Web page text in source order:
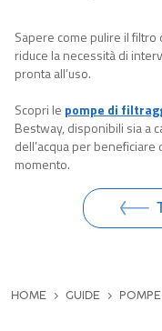
Sapere come pulire il
riduce la necessità di
pronta all’uso.
Scopri le pompe di
Bestway, disponibili sia a
dell’acqua per beneficiare
momento.
HOME GUIDE